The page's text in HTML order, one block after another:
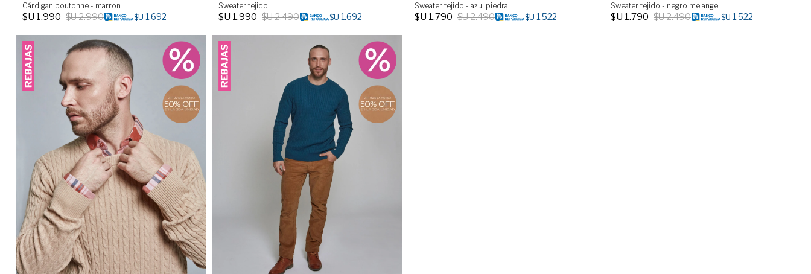
Cárdigan boutonne - marron
$U 1.990 $U2.990 $U 1.692
Sweater tejido
$U 1.990 $U2.490 $U 1.692
Sweater tejido - azul piedra
$U 1.790 $U2.490 $U 1.522
Sweater tejido - negro melange
$U 1.790 $U2.490 $U 1.522